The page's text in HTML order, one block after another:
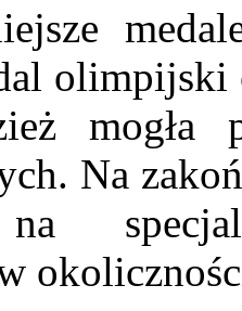
olimpijski
mogła
Na